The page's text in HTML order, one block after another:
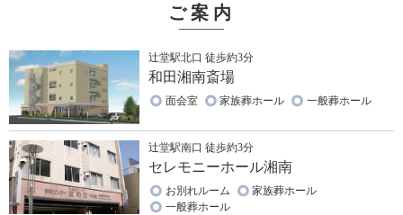
ご案内
辻堂駅北口 徒歩約3分
和田湘南斎場
面会室 家族葬ホール 一般葬ホール
辻堂駅南口 徒歩約3分
セレモニーホール湘南
お別れルーム
家族葬ホール
一般葬ホール